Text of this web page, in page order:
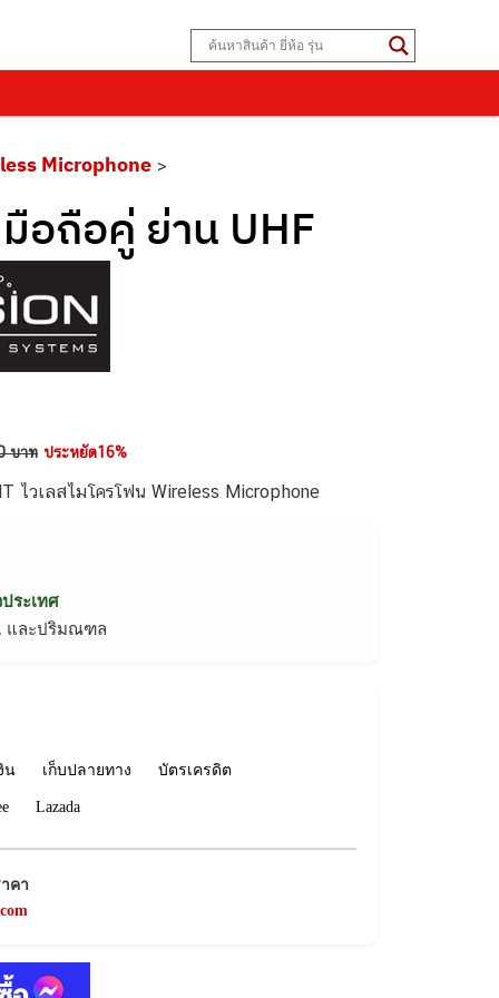
Microphone >
อถือคู่ ย่าน UHF
บาท ประหยัด16%
ไวเลสไมโครโฟน Wireless Microphone
ระเทศ
และปริมณฑล
น เก็บปลายทาง บัตรเครดิต
Lazada
คา